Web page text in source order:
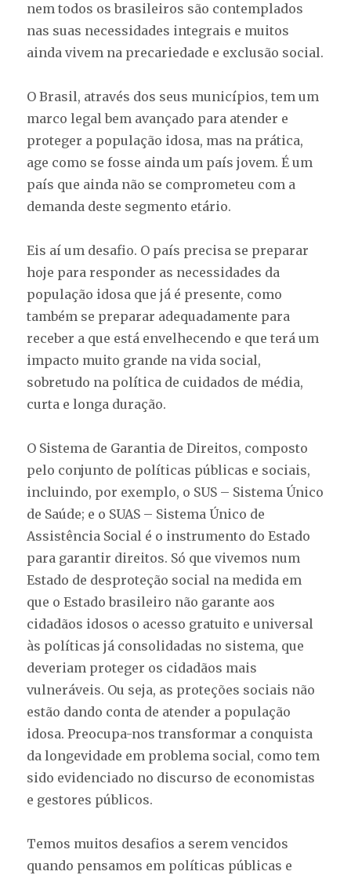
nem todos os brasileiros são contemplados
nas suas necessidades integrais e muitos
ainda vivem na precariedade e exclusão social.
O Brasil, através dos seus municípios, tem um
marco legal bem avançado para atender e
proteger a população idosa, mas na prática,
age como se fosse ainda um país jovem. É um
país que ainda não se comprometeu com a
demanda deste segmento etário.
Eis aí um desafio. O país precisa se preparar
hoje para responder as necessidades da
população idosa que já é presente, como
também se preparar adequadamente para
receber a que está envelhecendo e que terá um
impacto muito grande na vida social,
sobretudo na política de cuidados de média,
curta e longa duração.
O Sistema de Garantia de Direitos, composto
pelo conjunto de políticas públicas e sociais,
incluindo, por exemplo, o SUS – Sistema Único
de Saúde; e o SUAS – Sistema Único de
Assistência Social é o instrumento do Estado
para garantir direitos. Só que vivemos num
Estado de desproteção social na medida em
que o Estado brasileiro não garante aos
cidadãos idosos o acesso gratuito e universal
às políticas já consolidadas no sistema, que
deveriam proteger os cidadãos mais
vulneráveis. Ou seja, as proteções sociais não
estão dando conta de atender a população
idosa. Preocupa-nos transformar a conquista
da longevidade em problema social, como tem
sido evidenciado no discurso de economistas
e gestores públicos.
Temos muitos desafios a serem vencidos
quando pensamos em políticas públicas e